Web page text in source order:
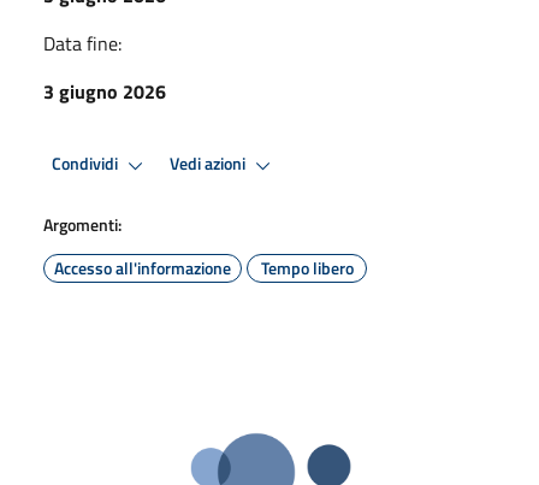
Data fine:
3 giugno 2026
Condividi Vedi azioni
Argomenti:
Accesso all'informazione
Tempo libero